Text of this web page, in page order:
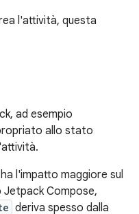
l'attività, questa
ad esempio
allo stato
ha l'impatto maggiore sul
Jetpack Compose,
deriva spesso dalla